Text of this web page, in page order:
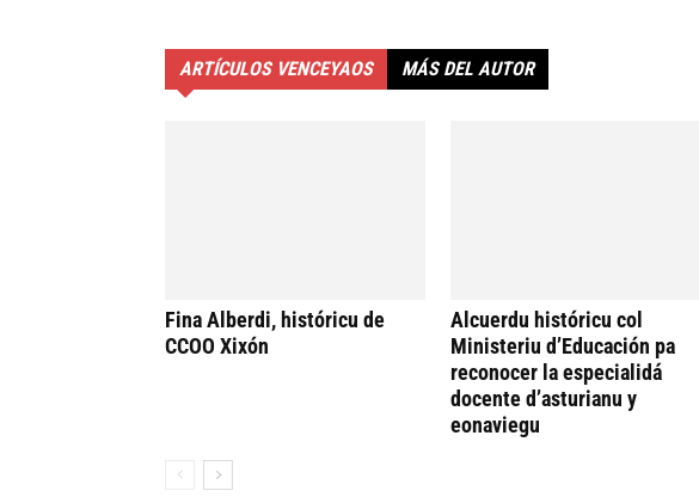
ARTÍCULOS VENCEYAOS MÁS DEL AUTOR
Fina Alberdi, históricu de
CCOO Xixón
Alcuerdu históricu col
Ministeriu d’Educación pa
reconocer la especialidá
docente d’asturianu y
eonaviegu